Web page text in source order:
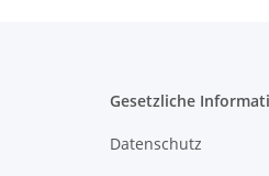
Gesetzliche
Datenschutz